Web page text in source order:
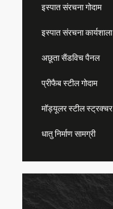
इस्पात संरचना गोदाम
इस्पात संरचना कार्यशाला
अछूता सैंडविच पैनल
प्रीफैब स्टील गोदाम
मॉड्यूलर स्टील स्ट्रक्चर
धातु निर्माण सामग्री